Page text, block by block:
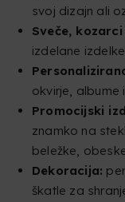
svoj dizajn ali
Sveče,
izdelane
okvirje, albume
Promocijski
znamko na
beležke,
Dekoracija:
škatle za